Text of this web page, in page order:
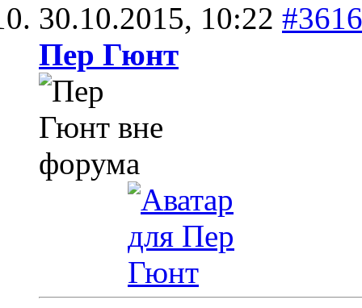
30.10.2015, 10:22 #3616
Пер Гюнт